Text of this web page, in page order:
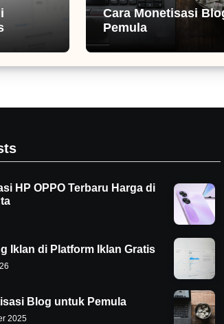
Cara Monetisasi
Pemula
HP OPPO Terbaru Harga di
Iklan di Platform Iklan Gratis
Blog untuk Pemula
2025